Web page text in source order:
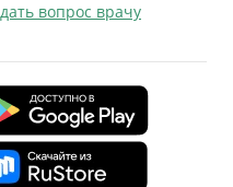
вопрос врачу